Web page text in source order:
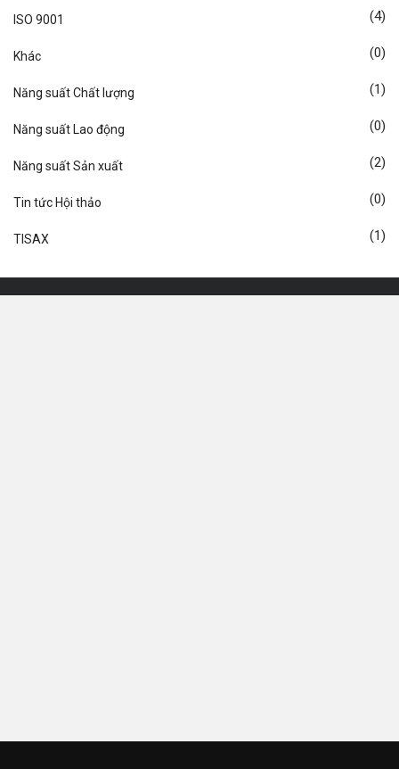
ISO 9001 (4)
Khác (0)
Năng suất Chất lượng (1)
Năng suất Lao động (0)
Năng suất Sản xuất (2)
Tin tức Hội thảo (0)
TISAX (1)